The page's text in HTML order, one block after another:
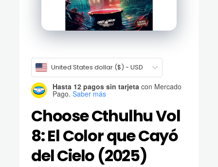
Choose Cthulhu Vol
8: El Color que Cayó
del Cielo (2025)
United States dollar ($) - USD
Hasta 12 pagos sin tarjeta con Mercado
Pago. Saber más